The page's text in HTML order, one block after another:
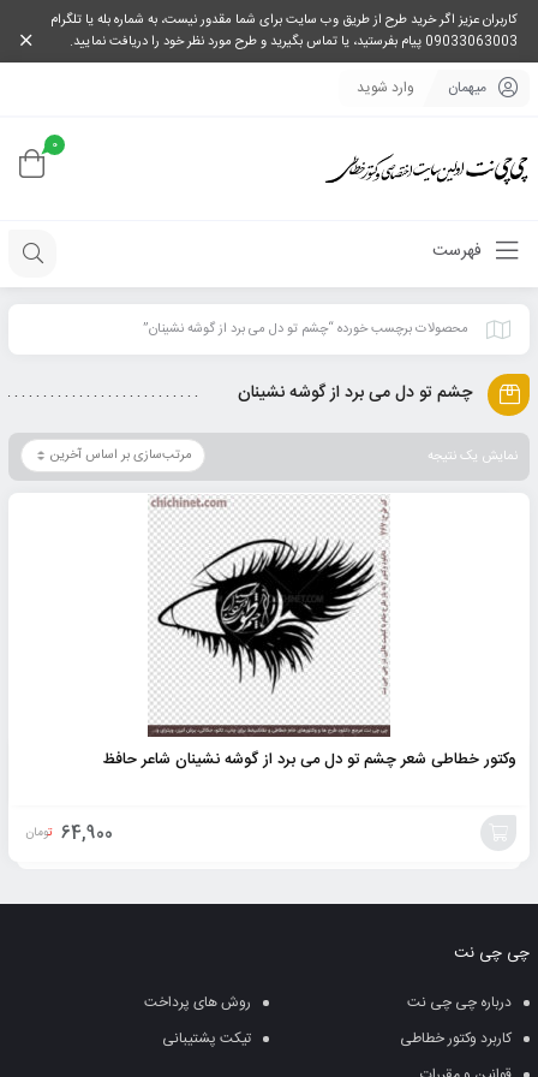
کاربران عزیز اگر خرید طرح از طریق وب سایت برای شما مقدور نیست، به شماره بله یا تلگرام
09033063003 پیام بفرستید، یا تماس بگیرید و طرح مورد نظر خود را دریافت نمایید.
میهمان وارد شوید
0
فهرست
محصولات برچسب خورده “چشم تو دل می برد از گوشه نشینان”
چشم تو دل می برد از گوشه نشینان
نمایش یک نتیجه
وکتور خطاطی شعر چشم تو دل می برد از گوشه نشینان شاعر حافظ
64,900 تومان
سبد
چی چی نت
درباره چی چی نت
روش های پرداخت
کاربرد وکتور خطاطی
تیکت پشتیبانی